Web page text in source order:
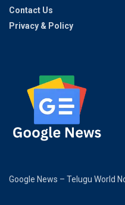
Contact Us
Privacy & Policy
Google News – Telugu World